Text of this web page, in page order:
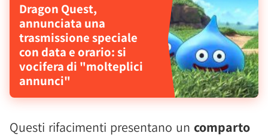
Dragon Quest,
annunciata una
trasmissione speciale
con data e orario: si
vocifera di "molteplici
annunci"
Questi rifacimenti presentano un comparto